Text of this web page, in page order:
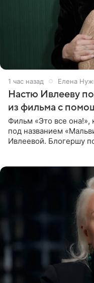
1 час назад Елена
Настю Ивлееву
из фильма с
Фильм «Это все она!»,
под названием
Ивлеевой. Блогершу